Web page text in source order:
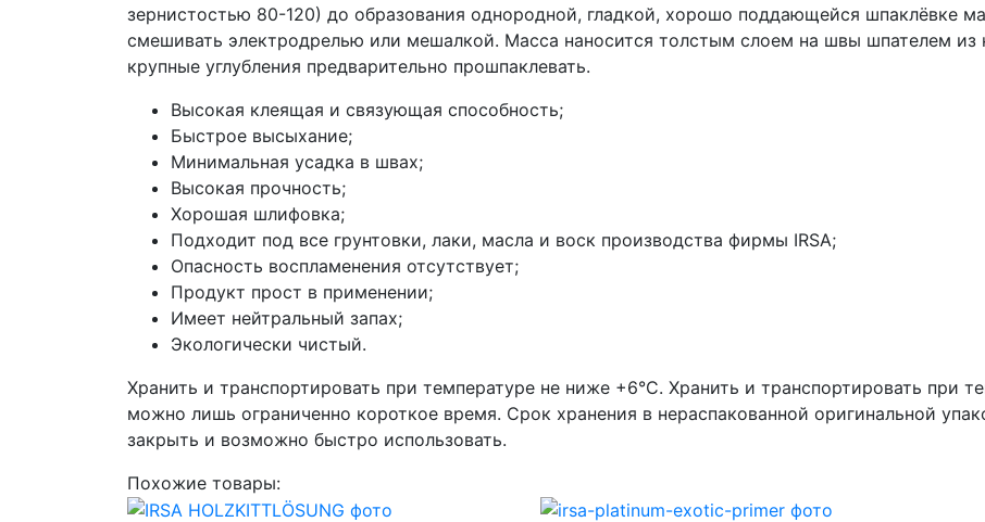
зернистостью 80-120) до образования однородной, гладкой, хорошо поддающейся шпаклёвке
смешивать электродрелью или мешалкой. Масса наносится толстым слоем на швы шпателем
крупные углубления предварительно прошпаклевать.
Высокая клеящая и связующая способность;
Быстрое высыхание;
Минимальная усадка в швах;
Высокая прочность;
Хорошая шлифовка;
Подходит под все грунтовки, лаки, масла и воск производства фирмы IRSA;
Опасность воспламенения отсутствует;
Продукт прост в применении;
Имеет нейтральный запах;
Экологически чистый.
Хранить и транспортировать при температуре не ниже +6°С. Хранить и транспортировать при
можно лишь ограниченно короткое время. Срок хранения в нераспакованной оригинальной
закрыть и возможно быстро использовать.
Похожие товары: